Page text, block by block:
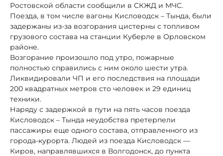
Ростовской области сообщили в СКЖД и МЧС.
Поезда, в том числе вагоны Кисловодск – Тында, были
задержаны из-за возгорания цистерны с топливом
грузового состава на станции Куберле в Орловском
районе.
Возгорание произошло под утро, пожарные
полностью справились с ним около шести утра.
Ликвидировали ЧП и его последствия на площади
200 квадратных метров сто человек и 29 единиц
техники.
Наряду с задержкой в пути на пять часов поезда
Кисловодск – Тында неудобства претерпели
пассажиры еще одного состава, отправленного из
города-курорта. Людей из поезда Кисловодск —
Киров, направлявшихся в Волгодонск, до пункта